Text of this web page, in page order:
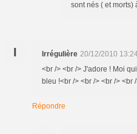
sont nés ( et morts)
I Irrégulière 20/12/2010
<br /> <br /> J'adore ! Moi
bleu !<br /> <br /> <br /> <br
Répondre